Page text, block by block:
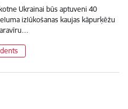
Ukrainai būs aptuveni 40
izlūkošanas kaujas kāpurķēžu